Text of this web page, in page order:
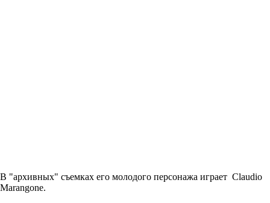
В "архивных" съемках его молодого персонажа играет Claudio
Marangone.